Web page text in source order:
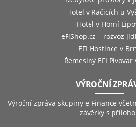
Hotel v Račicích u
Hotel v Horní
eFiShop.cz – rozvoz
EFI Hostince v
Řemeslný EFI Pivovar
VÝROČNÍ
Výroční zpráva skupiny e-Finance
závěrky s